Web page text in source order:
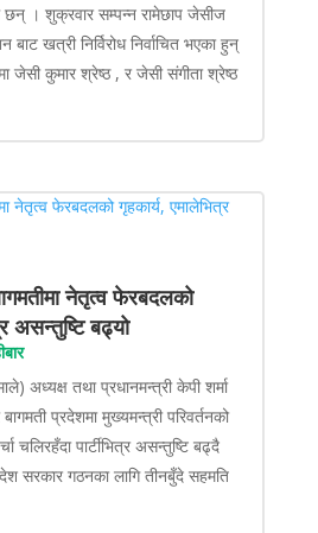
छन् । शुक्रवार सम्पन्न रामेछाप जेसीज
खत्री निर्विरोध निर्वाचित भएका हुन्
जेसी कुमार श्रेष्ठ , र जेसी संगीता श्रेष्ठ
नेतृत्व फेरबदलको
असन्तुष्टि बढ्यो
अध्यक्ष तथा प्रधानमन्त्री केपी शर्मा
प्रदेशमा मुख्यमन्त्री परिवर्तनको
चलिरहँदा पार्टीभित्र असन्तुष्टि बढ्दै
सरकार गठनका लागि तीनबुँदे सहमति